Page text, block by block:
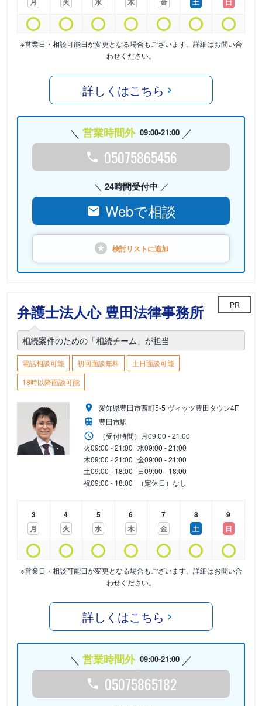
※営業日・相談可能日が変更となる場合もございます。詳細はお問い合
わせください。
詳しくはこちら
営業時間外 09:00-21:00
05075865456
24時間受付中
Webで相談
検討リストに追加
弁護士法人心 豊田法律事務所 PR
相続案件のための「相続チーム」が担当
電話相談可能 初回面談無料
土日面談可能
18時以降面談可能
愛知県豊田市西町5-5 ヴィッツ豊田タウン4F
豊田市駅
（受付時間） 月09:00 - 21:00
火09:00 - 21:00 水09:00 - 21:00
木09:00 - 21:00 金09:00 - 21:00
土09:00 - 18:00 日09:00 - 18:00
祝09:00 - 18:00 （定休日）なし
3
月
4
火
5
水
6
木
7
金
8
土
9
日
※営業日・相談可能日が変更となる場合もございます。詳細はお問い合
わせください。
詳しくはこちら
営業時間外 09:00-21:00
05075865182